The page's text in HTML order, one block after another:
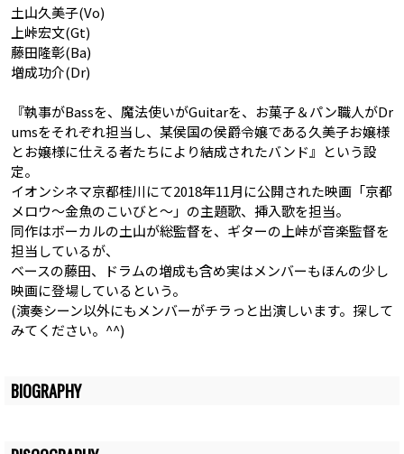
土山久美子(Vo)
上峠宏文(Gt)
藤田隆彰(Ba)
増成功介(Dr)
『執事がBassを、魔法使いがGuitarを、お菓子＆パン職人がDr
umsをそれぞれ担当し、某侯国の侯爵令嬢である久美子お嬢様
とお嬢様に仕える者たちにより結成されたバンド』という設
定。
イオンシネマ京都桂川にて2018年11月に公開された映画「京都
メロウ～金魚のこいびと～」の主題歌、挿入歌を担当。
同作はボーカルの土山が総監督を、ギターの上峠が音楽監督を
担当しているが、
ベースの藤田、ドラムの増成も含め実はメンバーもほんの少し
映画に登場しているという。
(演奏シーン以外にもメンバーがチラっと出演しいます。探して
みてください。^^)
BIOGRAPHY